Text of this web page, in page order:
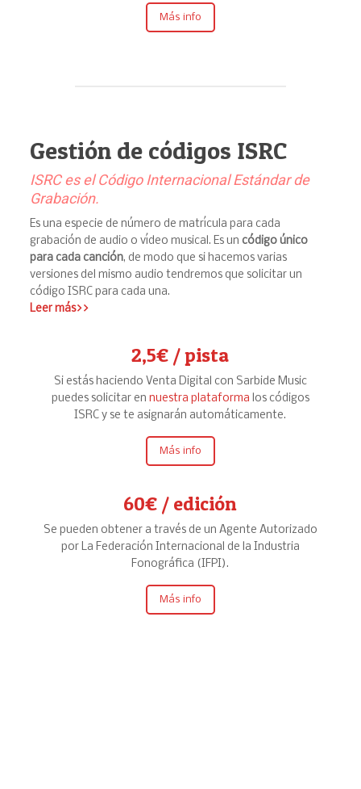
Más info
Gestión de códigos ISRC
ISRC es el Código Internacional Estándar de
Grabación.
Es una especie de número de matrícula para cada
grabación de audio o vídeo musical. Es un código único
para cada canción, de modo que si hacemos varias
versiones del mismo audio tendremos que solicitar un
código ISRC para cada una.
Leer más>>
2,5€ / pista
Si estás haciendo Venta Digital con Sarbide Music
puedes solicitar en nuestra plataforma los códigos
ISRC y se te asignarán automáticamente.
Más info
60€ / edición
Se pueden obtener a través de un Agente Autorizado
por La Federación Internacional de la Industria
Fonográfica (IFPI).
Más info